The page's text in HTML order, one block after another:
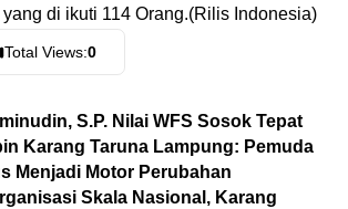
di ikuti 114 Orang.(Rilis Indonesia)
Total Views:0
S.P. Nilai WFS Sosok Tepat
Karang Taruna Lampung: Pemuda
Menjadi Motor Perubahan
Skala Nasional, Karang